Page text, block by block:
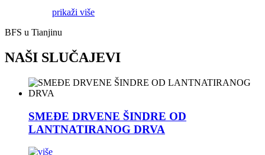
prikaži više
BFS u Tianjinu
NAŠI SLUČAJEVI
SMEĐE DRVENE ŠINDRE OD
LANTNATIRANOG DRVA